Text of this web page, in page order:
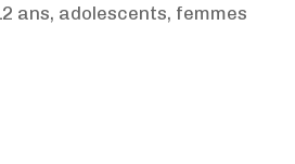
ans, adolescents, femmes